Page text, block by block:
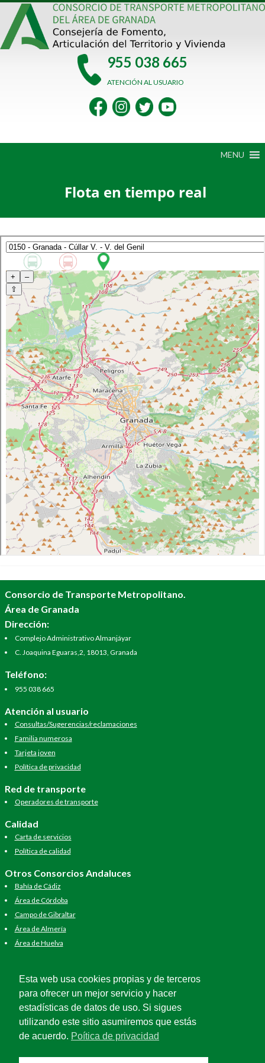
Saltar
contenido
955 038 665
ATENCIÓN AL USUARIO
MENU
Flota en tiempo real
Consorcio de Transporte Metropolitano.
Área de Granada
Dirección:
Complejo Administrativo Almanjáyar
C. Joaquina Eguaras,2, 18013, Granada
Teléfono:
955 038 665
Atención al usuario
Consultas/Sugerencias/reclamaciones
Familia numerosa
Tarjeta joven
Política de privacidad
Red de transporte
Operadores de transporte
Calidad
Carta de servicios
Política de calidad
Otros Consorcios Andaluces
Bahía de Cádiz
Área de Córdoba
Campo de Gibraltar
Área de Almería
Área de Huelva
Esta web usa cookies propias y de terceros
para ofrecer un mejor servicio y hacer
estadísticas de datos de uso. Si sigues
utilizando este sitio asumiremos que estás
de acuerdo. Poítica de privacidad